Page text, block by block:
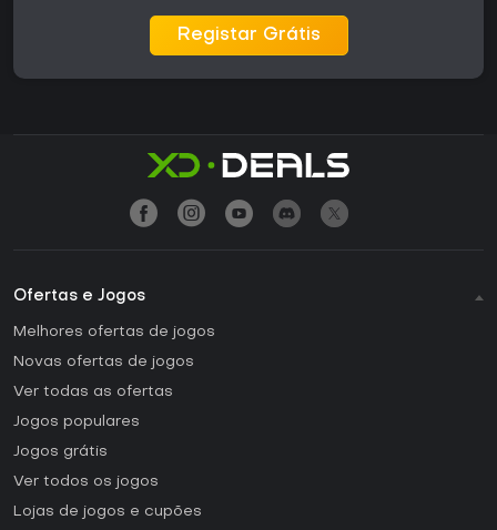
Registar Grátis
Ofertas e Jogos
Melhores ofertas de jogos
Novas ofertas de jogos
Ver todas as ofertas
Jogos populares
Jogos grátis
Ver todos os jogos
Lojas de jogos e cupões